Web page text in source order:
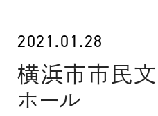
2021.01.28
横浜市市民
ホール